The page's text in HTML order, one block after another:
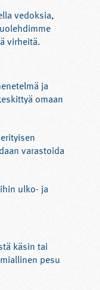
vedoksia,
virheitä.
ja
omaan
varastoida
ulko- ja
käsin tai
pesu